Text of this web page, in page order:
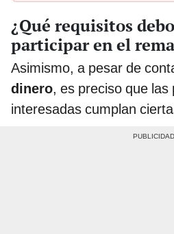
¿Qué requisitos
participar en el
Asimismo, a pesar de
dinero, es preciso que las
interesadas cumplan